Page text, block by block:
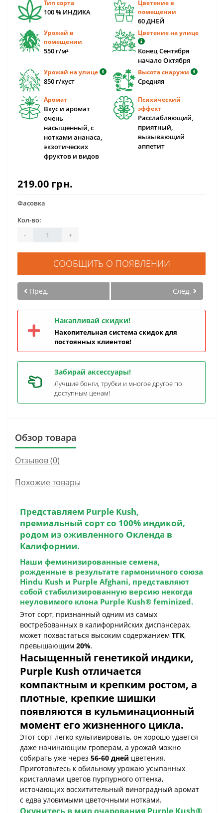
Тип сорта
100 % ИНДИКА
Цветение в
помещении
60 ДНЕЙ
Урожай в
помещении
550 г/м²
Цветение на улице
Конец Сентября
начало Октября
Урожай на улице
850 г/куст
Высота снаружи
Средняя
Аромат
Вкус и аромат
очень
насыщенный, с
нотками ананаса,
экзотических
фруктов и видов
Психический
эффект
Расслабляющий,
приятный,
вызывающий
аппетит
219.00 грн.
Фасовка
Кол-во:
-
+
СООБЩИТЬ О ПОЯВЛЕНИИ
Пред. След.
Накапливай скидки!
Накопительная система скидок для
постоянных клиентов!
Забирай аксессуары!
Лучшие бонги, трубки и многое другое по
доступным ценам!
Обзор товара
Отзывов (0)
Похожие товары
Представляем Purple Kush,
премиальный сорт со 100% индикой,
родом из оживленного Окленда в
Калифорнии.
Наши феминизированные семена,
рожденные в результате гармоничного союза
Hindu Kush и Purple Afghani, представляют
собой стабилизированную версию некогда
неуловимого клона Purple Kush® feminized.
Этот сорт, признанный одним из самых
востребованных в калифорнийских диспансерах,
может похвастаться высоким содержанием ТГК,
превышающим 20%.
Насыщенный генетикой индики,
Purple Kush отличается
компактным и крепким ростом, а
плотные, крепкие шишки
появляются в кульминационный
момент его жизненного цикла.
Этот сорт легко культивировать, он хорошо удается
даже начинающим гроверам, а урожай можно
собирать уже через 56-60 дней цветения.
Приготовьтесь к обильному урожаю усыпанных
кристаллами цветов пурпурного оттенка,
источающих восхитительный виноградный аромат
с едва уловимыми цветочными нотками.